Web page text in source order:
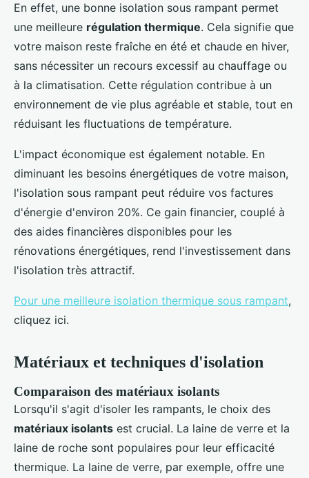
En effet, une bonne isolation sous rampant permet
une meilleure régulation thermique. Cela signifie que
votre maison reste fraîche en été et chaude en hiver,
sans nécessiter un recours excessif au chauffage ou
à la climatisation. Cette régulation contribue à un
environnement de vie plus agréable et stable, tout en
réduisant les fluctuations de température.
L'impact économique est également notable. En
diminuant les besoins énergétiques de votre maison,
l'isolation sous rampant peut réduire vos factures
d'énergie d'environ 20%. Ce gain financier, couplé à
des aides financières disponibles pour les
rénovations énergétiques, rend l'investissement dans
l'isolation très attractif.
Pour une meilleure isolation thermique sous rampant,
cliquez ici.
Matériaux et techniques d'isolation
Comparaison des matériaux isolants
Lorsqu'il s'agit d'isoler les rampants, le choix des
matériaux isolants est crucial. La laine de verre et la
laine de roche sont populaires pour leur efficacité
thermique. La laine de verre, par exemple, offre une